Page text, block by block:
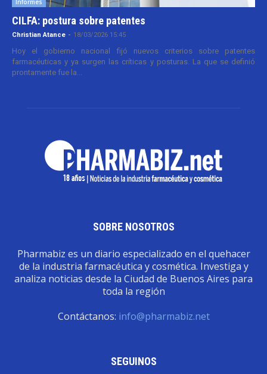
CILFA: postura sobre patentes
Christian Atance - 18/03/2026 15:45
Hoy el gobierno nacional fijó nuevos criterios sobre patentes
farmacéuticas y ya surgen las críticas y posturas. La que se definió
prontamente fue la...
SOBRE NOSOTROS
Pharmabiz es un diario especializado en el quehacer
de la industria farmacéutica y cosmética. Investiga y
analiza noticias desde la Ciudad de Buenos Aires para
toda la región
Contáctanos: info@pharmabiz.net
SEGUINOS